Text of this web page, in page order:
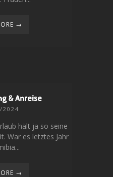
→
& Anreise
2024
hält ja so seine
War es letztes Jahr
→